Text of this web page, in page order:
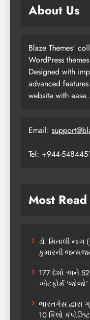
About Us
Blaze Themes'
WordPress
Designed with
advanced
website with ease..
Email:
Tel: +944-
Most Read
ડો. મિતાલી નાગ
કુમારની
177 દેશો અને 52
પ્લેટફોર્મ
ભારતગેસ દ્વારા
10 કિલો